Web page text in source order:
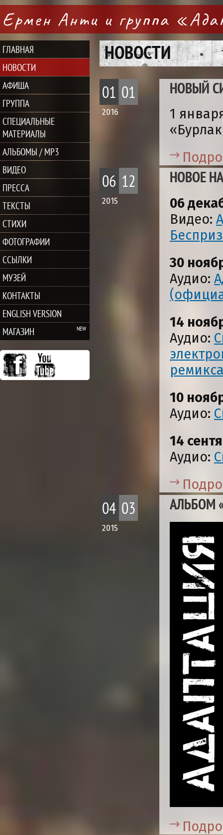
Ермен Анти и группа
ГЛАВНАЯ
НОВОСТИ
АФИША
ГРУППА
СПЕЦИАЛЬНЫЕ
МАТЕРИАЛЫ
АЛЬБОМЫ / MP3
ВИДЕО
ПРЕССА
ТЕКСТЫ
СТИХИ
ФОТОГРАФИИ
ССЫЛКИ
МУЗЕЙ
КОНТАКТЫ
ENGLISH VERSION
МАГАЗИН
НОВОСТИ
01 01
2016
НОВЫЙ
1
06 12
2015
НОВОЕ
06
Видео:
30
Аудио:
14
Аудио:
10
Аудио:
14
Аудио:
04 03
2015
АЛЬБОМ